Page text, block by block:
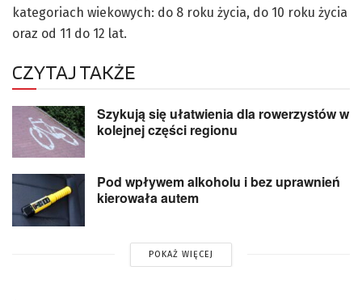
kategoriach wiekowych: do 8 roku życia, do 10 roku życia
oraz od 11 do 12 lat.
CZYTAJ TAKŻE
Szykują się ułatwienia dla rowerzystów w
kolejnej części regionu
Pod wpływem alkoholu i bez uprawnień
kierowała autem
POKAŻ WIĘCEJ